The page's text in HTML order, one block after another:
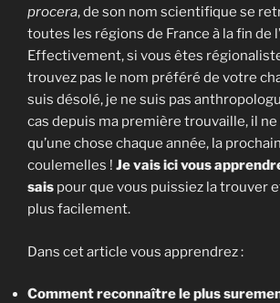
procera, de son nom scientifique se
toutes les régions de France à la fin de
Effectivement, si vous êtes
trouvez pas le nom préféré de votre
suis désolé, je ne suis pas
cas depuis ma première trouvaille, il
qu’une chose chaque année, la
coulemelles ! Je vais ici vous
sais pour que vous puissiez la trouver
plus facilement.
Dans cet article vous apprendrez :
Comment reconnaître le plus